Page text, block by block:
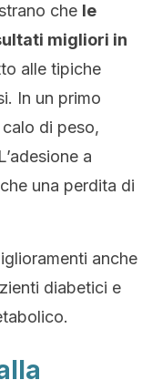
che le
migliori in
alle tipiche
In un primo
di peso,
a
una perdita di
anche
diabetici e